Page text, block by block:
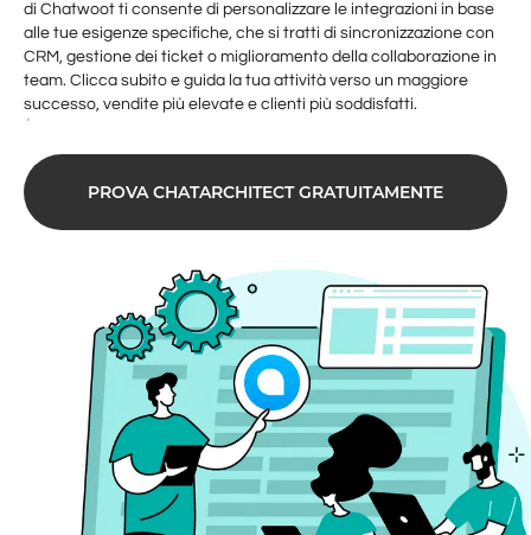
di Chatwoot ti consente di personalizzare le integrazioni in base
alle tue esigenze specifiche, che si tratti di sincronizzazione con
CRM, gestione dei ticket o miglioramento della collaborazione in
team. Clicca subito e guida la tua attività verso un maggiore
successo, vendite più elevate e clienti più soddisfatti.
PROVA CHATARCHITECT GRATUITAMENTE